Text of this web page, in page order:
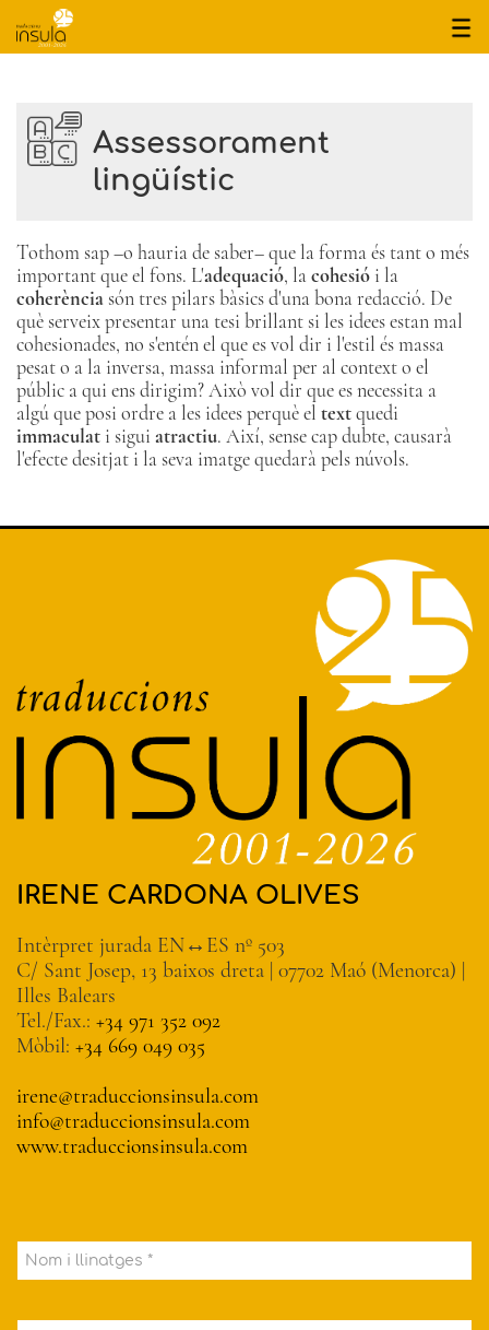
serveis
projectes
contacte
Avisos legals
Política de privacitat
Política de cookies
Mapa del web
Assessorament
lingüístic
Tothom sap –o hauria de saber– que la forma és tant o més
important que el fons. L'adequació, la cohesió i la
coherència són tres pilars bàsics d'una bona redacció. De
què serveix presentar una tesi brillant si les idees estan mal
cohesionades, no s'entén el que es vol dir i l'estil és massa
pesat o a la inversa, massa informal per al context o el
públic a qui ens dirigim? Això vol dir que es necessita a
algú que posi ordre a les idees perquè el textquedi
immaculat i sigui atractiu. Així, sense cap dubte, causarà
l'efecte desitjat i la seva imatge quedarà pels núvols.
IRENE CARDONA OLIVES
Intèrpret jurada EN↔ES nº 503
C/ Sant Josep, 13 baixos dreta | 07702 Maó (Menorca) |
Illes Balears
Tel./Fax.: +34 971 352 092
Mòbil: +34 669 049 035
irene@traduccionsinsula.com
info@traduccionsinsula.com
www.traduccionsinsula.com
Nom i llinatges *